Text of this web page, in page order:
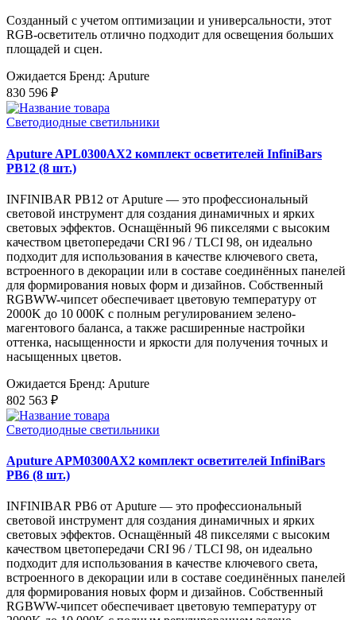
Созданный с учетом оптимизации и универсальности, этот
RGB-осветитель отлично подходит для освещения больших
площадей и сцен.
Ожидается Бренд: Aputure
830 596 ₽
Светодиодные светильники
Aputure APL0300AX2 комплект осветителей InfiniBars
PB12 (8 шт.)
INFINIBAR PB12 от Aputure — это профессиональный
световой инструмент для создания динамичных и ярких
световых эффектов. Оснащённый 96 пикселями с высоким
качеством цветопередачи CRI 96 / TLCI 98, он идеально
подходит для использования в качестве ключевого света,
встроенного в декорации или в составе соединённых панелей
для формирования новых форм и дизайнов. Собственный
RGBWW-чипсет обеспечивает цветовую температуру от
2000K до 10 000K с полным регулированием зелено-
магентового баланса, а также расширенные настройки
оттенка, насыщенности и яркости для получения точных и
насыщенных цветов.
Ожидается Бренд: Aputure
802 563 ₽
Светодиодные светильники
Aputure APM0300AX2 комплект осветителей InfiniBars
PB6 (8 шт.)
INFINIBAR PB6 от Aputure — это профессиональный
световой инструмент для создания динамичных и ярких
световых эффектов. Оснащённый 48 пикселями с высоким
качеством цветопередачи CRI 96 / TLCI 98, он идеально
подходит для использования в качестве ключевого света,
встроенного в декорации или в составе соединённых панелей
для формирования новых форм и дизайнов. Собственный
RGBWW-чипсет обеспечивает цветовую температуру от